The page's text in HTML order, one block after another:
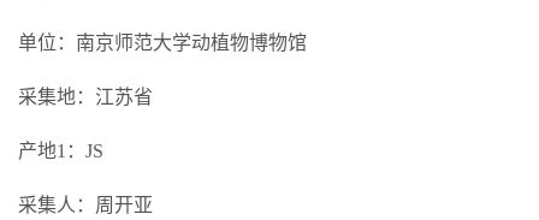
单位：南京师范大学动植物博物馆
采集地：江苏省
产地1：JS
采集人：周开亚